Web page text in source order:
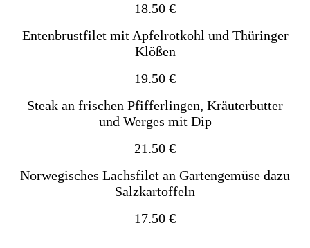
18.50 €
Entenbrustfilet mit Apfelrotkohl und Thüringer
Klößen
19.50 €
Steak an frischen Pfifferlingen, Kräuterbutter
und Werges mit Dip
21.50 €
Norwegisches Lachsfilet an Gartengemüse dazu
Salzkartoffeln
17.50 €